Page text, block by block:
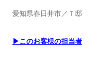
愛知県春日井市／Ｔ邸
▶このお客様の担当者